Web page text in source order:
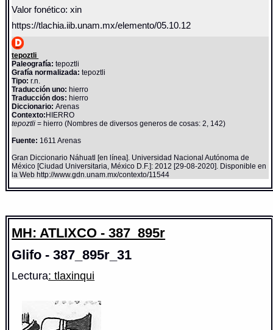
Valor fonético: xin
https://tlachia.iib.unam.mx/elemento/05.10.12
tepoztli
Paleografía: tepoztli
Grafía normalizada: tepoztli
Tipo: r.n.
Traducción uno: hierro
Traducción dos: hierro
Diccionario:Arenas
Contexto: HIERRO
tepoztli= hierro (Nombres de diversos generos de cosas: 2, 142)
Fuente: 1611 Arenas
Gran Diccionario Náhuatl [en línea]. Universidad Nacional Autónoma de
México [Ciudad Universitaria, México D.F.]: 2012 [29-08-2020]. Disponible en
la Web http://www.gdn.unam.mx/contexto/11544
MH: ATLIXCO - 387_895r
Glifo - 387_895r_31
Lectura: tlaxinqui